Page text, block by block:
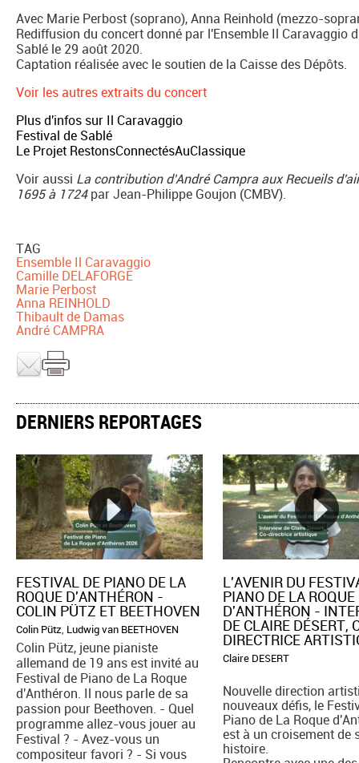
Avec Marie Perbost (soprano), Anna Reinhold (mezzo-
Rediffusion du concert donné par l'Ensemble Il Caravaggio
Sablé le 29 août 2020.
Captation réalisée avec le soutien de la Caisse des Dépôts.
Voir les autres extraits du concert
Plus d'infos sur Il Caravaggio
Festival de Sablé
Le Projet RestonsConnectésAuClassique
Voir aussi La contribution d'André Campra aux Recueils
1695 à 1724par Jean-Philippe Goujon (CMBV).
TAG
Ensemble Il Caravaggio
Camille DELAFORGE
Marie Perbost
Anna REINHOLD
Thibault de Damas
André CAMPRA
DERNIERS REPORTAGES
FESTIVAL DE PIANO DE LA
ROQUE D'ANTHÉRON -
COLIN PÜTZ ET BEETHOVEN
Colin Pütz, Ludwig van BEETHOVEN
Colin Pütz, jeune pianiste
allemand de 19 ans est invité au
Festival de Piano de La Roque
d'Anthéron. Il nous parle de sa
passion pour Beethoven. - Quel
programme allez-vous jouer au
Festival ? - Avez-vous un
compositeur favori ? - Si vous
L'AVENIR DU
PIANO DE LA ROQUE
D'ANTHÉRON -
DE CLAIRE DÉSERT,
DIRECTRICE
Claire DESERT
Nouvelle direction
nouveaux défis, le
Piano de La Roque
est à un croisement de
histoire.